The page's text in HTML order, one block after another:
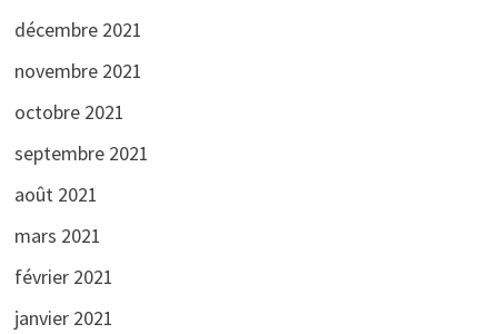
décembre 2021
novembre 2021
octobre 2021
septembre 2021
août 2021
mars 2021
février 2021
janvier 2021